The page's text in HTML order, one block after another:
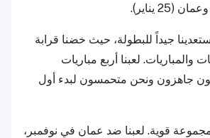
جيداً للبطولة، حيث خضنا قرابة
والمباريات. لعبنا أربع مباريات
جاهزون ونحن متحمسون لبدء أول
قوية. لعبنا ضد عمان في نوفمبر،